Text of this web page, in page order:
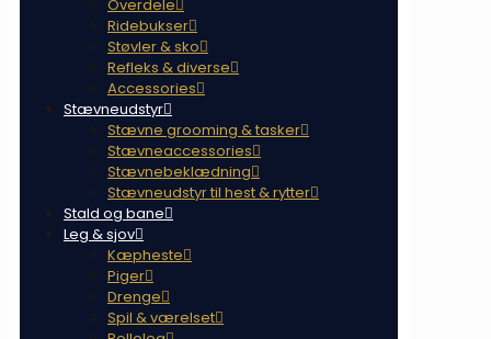
Overdele
Ridebukser
Støvler & sko
Refleks & diverse
Accessories
Stævneudstyr
Stævne grooming & tasker
Stævneaccessories
Stævnebeklædning
Stævneudstyr til hest & rytter
Stald og bane
Leg & sjov
Kæpheste
Piger
Drenge
Spil & værelset